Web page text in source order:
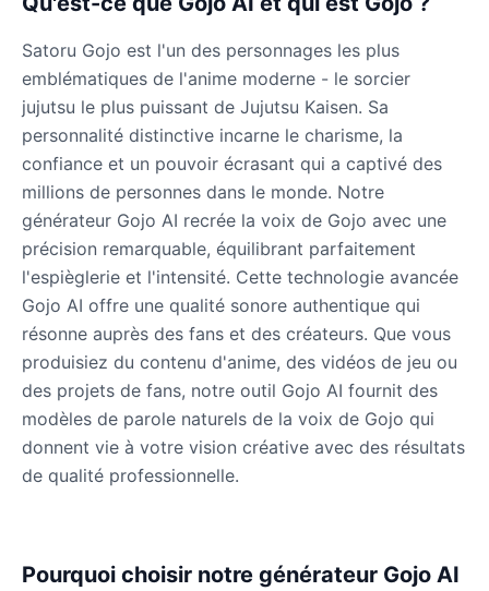
Cyn
Female @CherryNova
Daddy Pig
Male @QuantumRune
Dalek
Male @MoonDiary
Daredevil
Male @ByteFlow
Deku
Male @kingofworld_666
Male @MoonDiary
Satoru Gojo est l'un des personnages les plus
emblématiques de l'anime moderne - le sorcier
jujutsu le plus puissant de Jujutsu Kaisen. Sa
personnalité distinctive incarne le charisme, la
confiance et un pouvoir écrasant qui a captivé des
millions de personnes dans le monde. Notre
générateur Gojo AI recrée la voix de Gojo avec une
précision remarquable, équilibrant parfaitement
l'espièglerie et l'intensité. Cette technologie avancée
Gojo AI offre une qualité sonore authentique qui
résonne auprès des fans et des créateurs. Que vous
produisiez du contenu d'anime, des vidéos de jeu ou
des projets de fans, notre outil Gojo AI fournit des
modèles de parole naturels de la voix de Gojo qui
donnent vie à votre vision créative avec des résultats
de qualité professionnelle.
Pourquoi choisir notre générateur Gojo AI